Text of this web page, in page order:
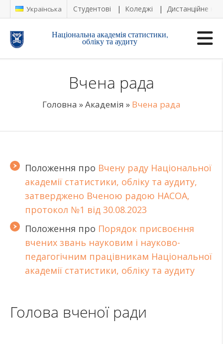
Українська Студентові Коледжі Дистанційне
Національна академія статистики,
обліку та аудиту
Вчена рада
Головна »Академія » Вчена рада
Положення про Вчену раду Національної
академії статистики, обліку та аудиту,
затверджено Вченою радою НАСОА,
протокол №1 від 30.08.2023
Положення про Порядок присвоєння
вчених звань науковим і науково-
педагогічним працівникам Національної
академії статистики, обліку та аудиту
Голова вченої ради